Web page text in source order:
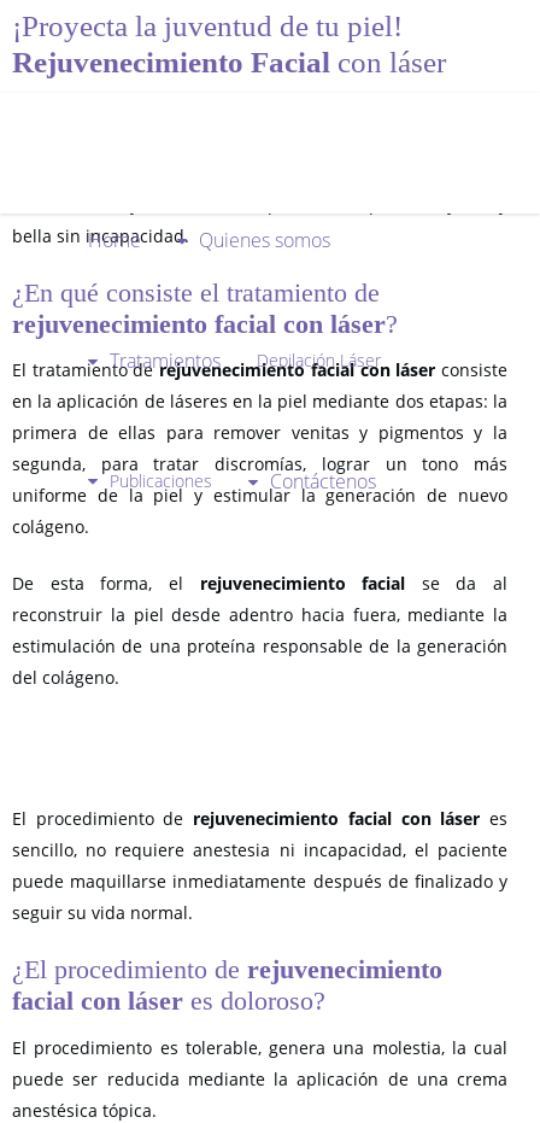
Home Quienes somos
Tratamientos Depilación Láser
Publicaciones Contáctenos
¡Proyecta la juventud de tu piel!
Rejuvenecimiento Facial con láser
bella sin incapacidad.
¿En qué consiste el tratamiento de
rejuvenecimiento facial con láser?
El tratamiento derejuvenecimiento facial con láser consiste
en la aplicación de láseres en la piel mediante dos etapas: la
primera de ellas para remover venitas y pigmentos y la
segunda, para tratar discromías, lograr un tono más
uniforme de la piel y estimular la generación de nuevo
colágeno.
De esta forma, el rejuvenecimiento facial se da al
reconstruir la piel desde adentro hacia fuera, mediante la
estimulación de una proteína responsable de la generación
del colágeno.
El procedimiento de rejuvenecimiento facial con láser es
sencillo, no requiere anestesia ni incapacidad, el paciente
puede maquillarse inmediatamente después de finalizado y
seguir su vida normal.
¿El procedimiento de rejuvenecimiento
facial con láser es doloroso?
El procedimiento es tolerable, genera una molestia, la cual
puede ser reducida mediante la aplicación de una crema
anestésica tópica.